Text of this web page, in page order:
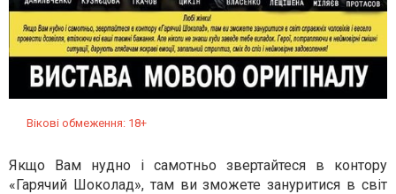
Вікові обмеження: 18+
Якщо Вам нудно і самотньо звертайтеся в контору
«Гарячий Шоколад», там ви зможете зануритися в світ